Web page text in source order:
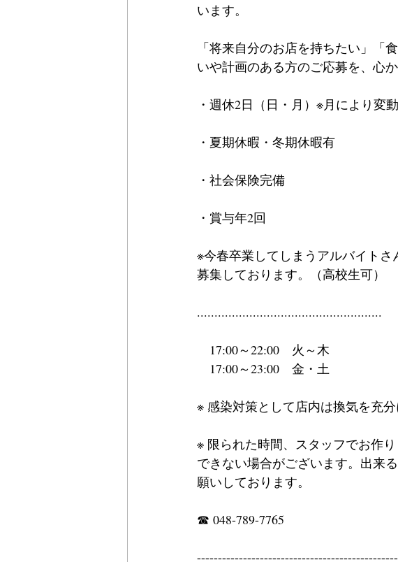
います。
「将来自分のお店を持ちたい」「
いや計画のある方のご応募を、心
・週休2日（日・月）※月により変
・夏期休暇・冬期休暇有
・社会保険完備
・賞与年2回
※今春卒業してしまうアルバイト
募集しております。（高校生可）
.....................................................
17:00～22:00　火～木
17:00～23:00　金・土
※ 感染対策として店内は換気を充
※ 限られた時間、スタッフでお作
できない場合がございます。出来
願いしております。
☎ 048-789-7765